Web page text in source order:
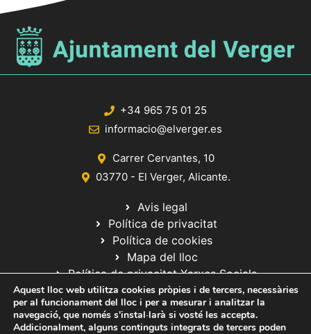
+34 965 75 01 25
informacio@elverger.es
Carrer Cervantes, 10
03770 - El Verger, Alicante.
Avis legal
Política de privacitat
Política de cookies
Mapa del lloc
Política de privacitat Xarxes Socials
Aquest lloc web utilitza cookies pròpies i de tercers, necessàries
per al funcionament del lloc i per a mesurar i analitzar la
navegació, que només s'instal·larà si vosté les accepta.
Addicionalment, alguns continguts integrats de tercers poden